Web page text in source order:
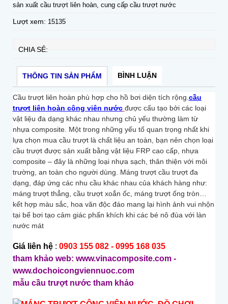
sản xuất cầu trượt liên hoàn, cung cấp cầu trượt nước
Lượt xem: 15135
CHIA SẺ:
THÔNG TIN SẢN PHẨM BÌNH LUẬN
Cầu trượt liên hoàn phù hợp cho hồ bơi diện tích rộng. cầu
trượt liên hoàn công viên nước được cấu tạo bởi các loại
vật liệu đa dạng khác nhau nhưng chủ yếu thường làm từ
nhựa composite. Một trong những yếu tố quan trọng nhất khi
lựa chọn mua cầu trượt là chất liệu an toàn, bạn nên chọn loại
cầu trượt được sản xuất bằng vật liệu FRP cao cấp, nhựa
composite – đây là những loại nhựa sạch, thân thiện với môi
trường, an toàn cho người dùng. Máng trượt cầu trượt đa
dạng, đáp ứng các nhu cầu khác nhau của khách hàng như:
máng trượt thẳng, cầu trượt xoắn ốc, máng trượt ống tròn…
kết hợp màu sắc, hoa văn độc đáo mang lại hình ảnh vui nhộn
tại bể bơi tạo cảm giác phấn khích khi các bé nô đùa với làn
nước mát
Giá liên hệ: 0903 155 082 - 0995 168 035
tham khảo web: www.vinacomposite.com -
www.dochoicongviennuoc.com
mẫu cầu trượt nước tham khảo